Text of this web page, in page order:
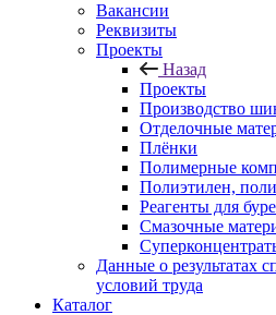
Вакансии
Реквизиты
Проекты
Назад
Проекты
Производство
Отделочные
Плёнки
Полимерные
Полиэтилен,
Реагенты для
Смазочные
Данные о результатах
условий труда
Каталог